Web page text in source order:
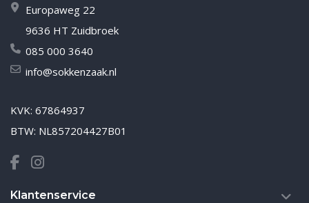
Europaweg 22
9636 HT Zuidbroek
085 000 3640
info@sokkenzaak.nl
KVK: 67864937
BTW: NL857204427B01
Klantenservice